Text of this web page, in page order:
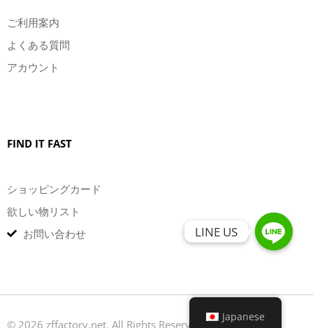
ご利用案内
よくある質問
アカウント
FIND IT FAST
ショッピングカード
欲しい物リスト
お問い合わせ
© 2026 zffactory.net. All Rights Reserved.
Japanese
LINE US
LINE US